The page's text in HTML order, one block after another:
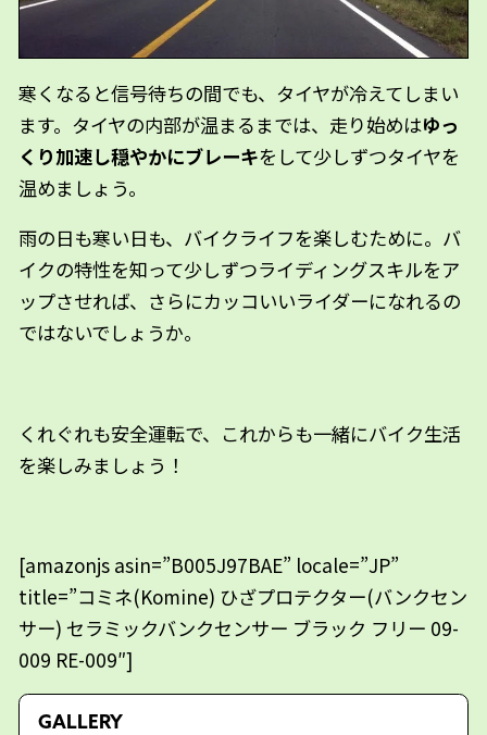
寒くなると信号待ちの間でも、タイヤが冷えてしまい
ます。タイヤの内部が温まるまでは、走り始めはゆっ
くり加速し穏やかにブレーキをして少しずつタイヤを
温めましょう。
雨の日も寒い日も、バイクライフを楽しむために。バ
イクの特性を知って少しずつライディングスキルをア
ップさせれば、さらにカッコいいライダーになれるの
ではないでしょうか。
くれぐれも安全運転で、これからも一緒にバイク生活
を楽しみましょう！
[amazonjs asin=”B005J97BAE” locale=”JP”
title=”コミネ(Komine) ひざプロテクター(バンクセン
サー) セラミックバンクセンサー ブラック フリー 09-
009 RE-009″]
GALLERY